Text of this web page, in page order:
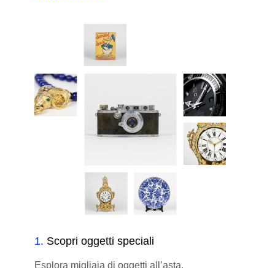
1. Scopri oggetti speciali
Esplora migliaia di oggetti all’asta,